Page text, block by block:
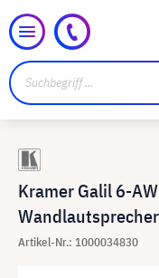
Kramer Galil 6-
Artikel-Nr.: 1000034830